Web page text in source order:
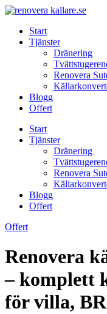
Skip
contentStart
Tjänster
Dränering
Renovera
Blogg
Offert
Start
Tjänster
Dränering
Renovera
Blogg
Offert
Offert
Renovera
– komplett
för villa,